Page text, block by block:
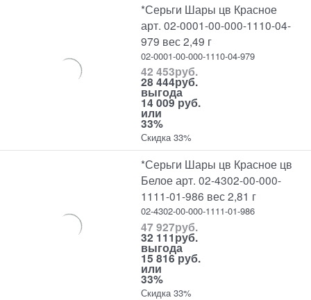
*Серьги Шары цв Красное
арт. 02-0001-00-000-1110-04-
979 вес 2,49 г
02-0001-00-000-1110-04-979
42 453руб.
28 444руб.
выгода
14 009 руб.
или
33%
Скидка 33%
*Серьги Шары цв Красное цв
Белое арт. 02-4302-00-000-
1111-01-986 вес 2,81 г
02-4302-00-000-1111-01-986
47 927руб.
32 111руб.
выгода
15 816 руб.
или
33%
Скидка 33%